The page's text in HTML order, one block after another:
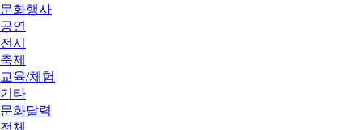
문화행사
공연
전시
축제
교육/체험
기타
문화달력
전체